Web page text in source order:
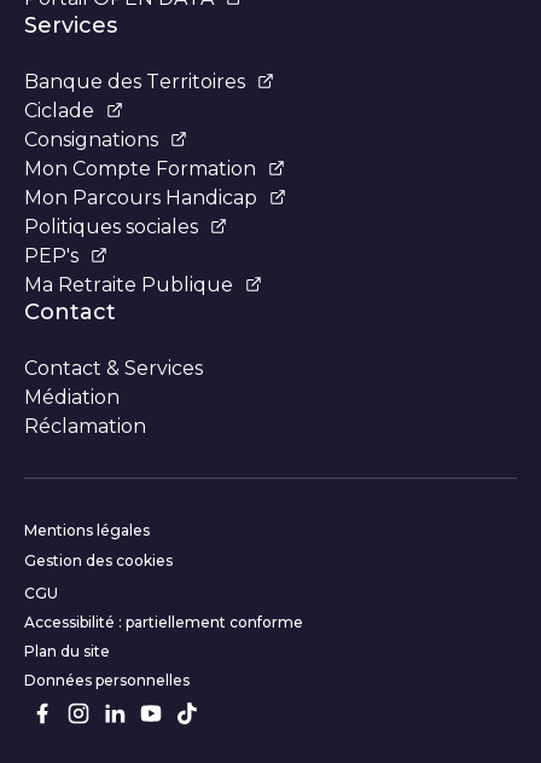
Services
Banque des Territoires
Ciclade
Consignations
Mon Compte Formation
Mon Parcours Handicap
Politiques sociales
PEP's
Ma Retraite Publique
Contact
Contact & Services
Médiation
Réclamation
Informations
Mentions légales
Gestion des cookies
CGU
Accessibilité : partiellement conforme
Plan du site
Données personnelles
Suivez-nous sur les réseaux
Facebook
Instagram
LinkedIn
Youtube
TikTok